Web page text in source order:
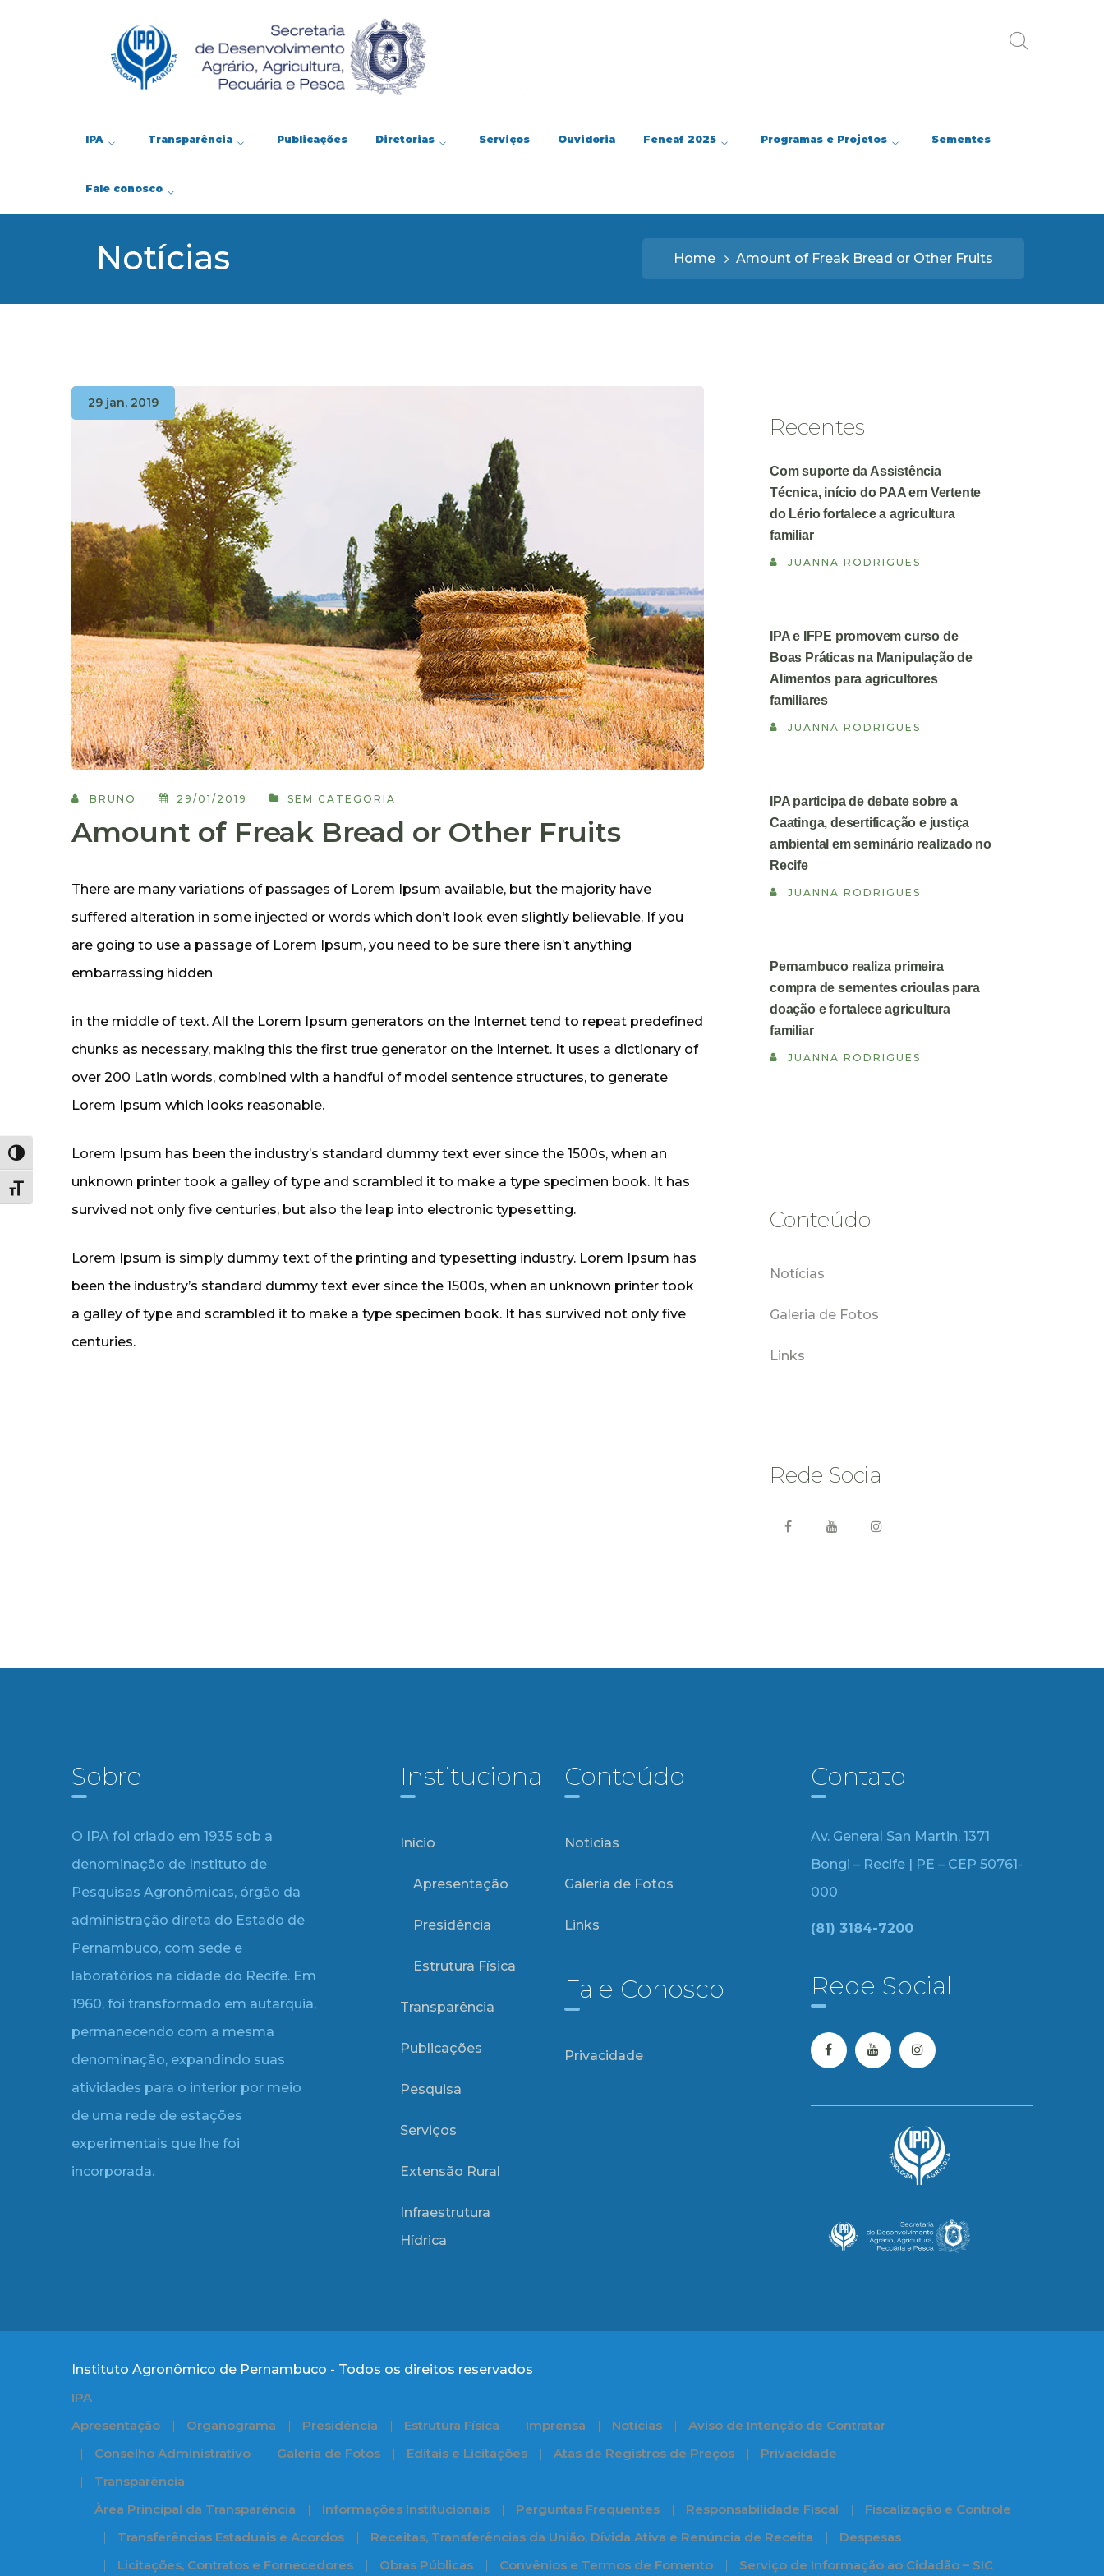
Alternar alto contraste
Alternar tamanho da fonte
IPA Transparência Publicações Diretorias Serviços Ouvidoria Feneaf 2025 Programas e Projetos Sementes
Fale conosco
Notícias Home Amount of Freak Bread or Other Fruits
29 jan, 2019
BRUNO 29/01/2019 SEM CATEGORIA
Amount of Freak Bread or Other Fruits
There are many variations of passages of Lorem Ipsum available, but the majority have
suffered alteration in some injected or words which don’t look even slightly believable. If you
are going to use a passage of Lorem Ipsum, you need to be sure there isn’t anything
embarrassing hidden
in the middle of text. All the Lorem Ipsum generators on the Internet tend to repeat predefined
chunks as necessary, making this the first true generator on the Internet. It uses a dictionary of
over 200 Latin words, combined with a handful of model sentence structures, to generate
Lorem Ipsum which looks reasonable.
Lorem Ipsum has been the industry’s standard dummy text ever since the 1500s, when an
unknown printer took a galley of type and scrambled it to make a type specimen book. It has
survived not only five centuries, but also the leap into electronic typesetting.
Lorem Ipsum is simply dummy text of the printing and typesetting industry. Lorem Ipsum has
been the industry’s standard dummy text ever since the 1500s, when an unknown printer took
a galley of type and scrambled it to make a type specimen book. It has survived not only five
centuries.
Recentes
Com suporte da Assistência
Técnica, início do PAA em Vertente
do Lério fortalece a agricultura
familiar
JUANNA RODRIGUES
IPA e IFPE promovem curso de
Boas Práticas na Manipulação de
Alimentos para agricultores
familiares
JUANNA RODRIGUES
IPA participa de debate sobre a
Caatinga, desertificação e justiça
ambiental em seminário realizado no
Recife
JUANNA RODRIGUES
Pernambuco realiza primeira
compra de sementes crioulas para
doação e fortalece agricultura
familiar
JUANNA RODRIGUES
Conteúdo
Notícias
Galeria de Fotos
Links
Rede Social
Sobre
O IPA foi criado em 1935 sob a
denominação de Instituto de
Pesquisas Agronômicas, órgão da
administração direta do Estado de
Pernambuco, com sede e
laboratórios na cidade do Recife. Em
1960, foi transformado em autarquia,
permanecendo com a mesma
denominação, expandindo suas
atividades para o interior por meio
de uma rede de estações
experimentais que lhe foi
incorporada.
Institucional
Início
Apresentação
Presidência
Estrutura Física
Transparência
Publicações
Pesquisa
Serviços
Extensão Rural
Infraestrutura
Hídrica
Conteúdo
Notícias
Galeria de Fotos
Links
Fale Conosco
Privacidade
Contato
Av. General San Martin, 1371
Bongi – Recife | PE – CEP 50761-
000
(81) 3184-7200
Rede Social
Instituto Agronômico de Pernambuco - Todos os direitos reservados
IPA
Apresentação
Organograma Presidência Estrutura Física Imprensa Notícias
Aviso de Intenção de Contratar
Conselho Administrativo
Galeria de Fotos Editais e Licitações Atas de Registros de Preços
Privacidade
Transparência
Àrea Principal da Transparência
Informações Institucionais Perguntas Frequentes Responsabilidade Fiscal
Fiscalização e Controle
Transferências Estaduais e Acordos
Receitas, Transferências da União, Dívida Ativa e Renúncia de Receita
Despesas
Licitações, Contratos e Fornecedores
Obras Públicas Convênios e Termos de Fomento Serviço de Informação ao Cidadão – SIC